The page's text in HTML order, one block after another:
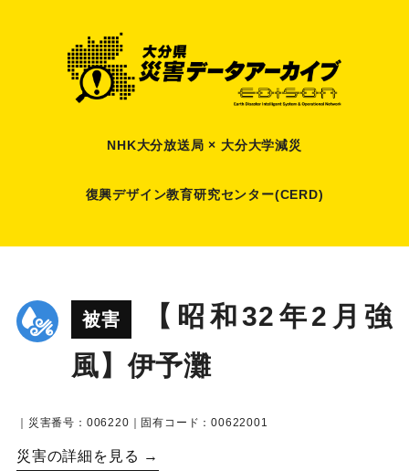
NHK大分放送局 × 大分大学減災
復興デザイン教育研究センター(CERD)
被害
【昭和32年2月強
風】伊予灘
｜災害番号：006220｜固有コード：00622001
災害の詳細を見る →